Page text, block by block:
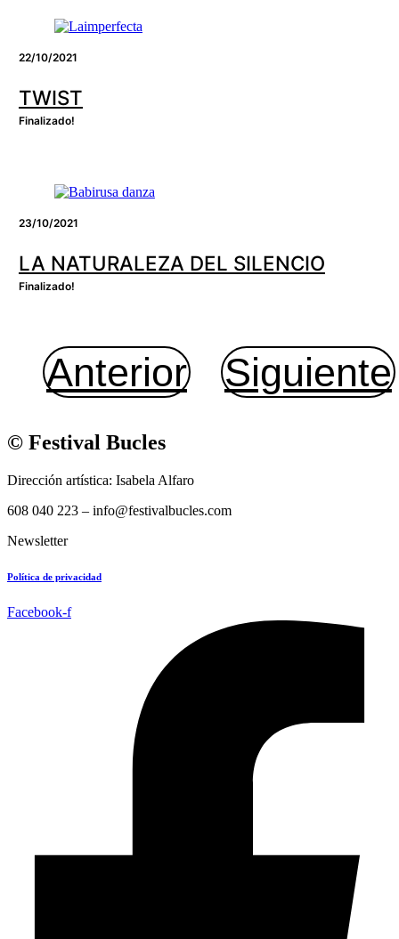
22/10/2021
TWIST
Finalizado!
23/10/2021
LA NATURALEZA DEL SILENCIO
Finalizado!
Anterior Siguiente
© Festival Bucles
Dirección artística: Isabela Alfaro
608 040 223 – info@festivalbucles.com
Newsletter
Política de privacidad
Facebook-f